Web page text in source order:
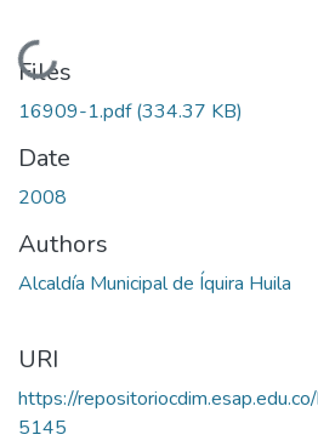
Loading...
Files
16909-1.pdf(334.37 KB)
Date
2008
Authors
Alcaldía Municipal de Íquira Huila
URI
https://
5145